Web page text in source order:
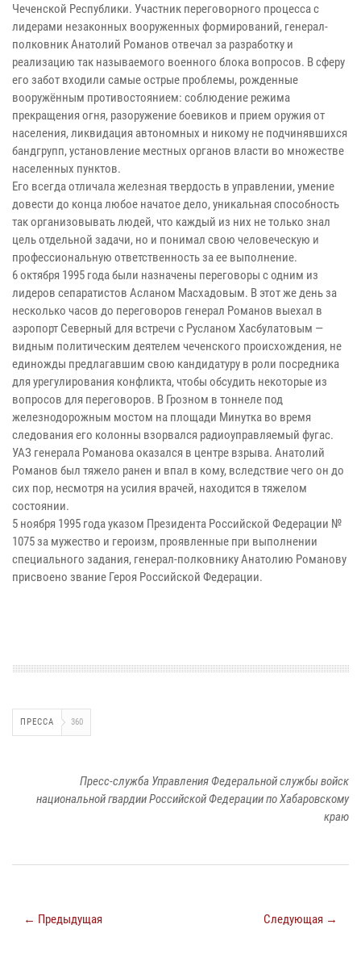
Чеченской Республики. Участник переговорного процесса с
лидерами незаконных вооруженных формирований, генерал-
полковник Анатолий Романов отвечал за разработку и
реализацию так называемого военного блока вопросов. В сферу
его забот входили самые острые проблемы, рожденные
вооружённым противостоянием: соблюдение режима
прекращения огня, разоружение боевиков и прием оружия от
населения, ликвидация автономных и никому не подчинявшихся
бандгрупп, установление местных органов власти во множестве
населенных пунктов.
Его всегда отличала железная твердость в управлении, умение
довести до конца любое начатое дело, уникальная способность
так организовывать людей, что каждый из них не только знал
цель отдельной задачи, но и понимал свою человеческую и
профессиональную ответственность за ее выполнение.
6 октября 1995 года были назначены переговоры с одним из
лидеров сепаратистов Асланом Масхадовым. В этот же день за
несколько часов до переговоров генерал Романов выехал в
аэропорт Северный для встречи с Русланом Хасбулатовым —
видным политическим деятелем чеченского происхождения, не
единожды предлагавшим свою кандидатуру в роли посредника
для урегулирования конфликта, чтобы обсудить некоторые из
вопросов для переговоров. В Грозном в тоннеле под
железнодорожным мостом на площади Минутка во время
следования его колонны взорвался радиоуправляемый фугас.
УАЗ генерала Романова оказался в центре взрыва. Анатолий
Романов был тяжело ранен и впал в кому, вследствие чего он до
сих пор, несмотря на усилия врачей, находится в тяжелом
состоянии.
5 ноября 1995 года указом Президента Российской Федерации №
1075 за мужество и героизм, проявленные при выполнении
специального задания, генерал-полковнику Анатолию Романову
присвоено звание Героя Российской Федерации.
ПРЕССА 360
Пресс-служба Управления Федеральной службы войск
национальной гвардии Российской Федерации по Хабаровскому
краю
← Предыдущая Следующая →